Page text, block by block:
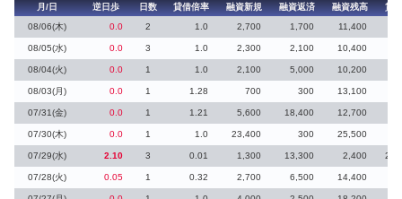
月/日 逆日歩 日数 貸借倍率 融資新規 融資返済 融資残高
貸
08/06(木)
0.0 2 1.0 2,700 1,700 11,400
08/05(水) 0.0 3 1.0 2,300 2,100 10,400
08/04(火) 0.0 1 1.0 2,100 5,000 10,200
08/03(月) 0.0 1 1.28 700 300 13,100
07/31(金) 0.0 1 1.21 5,600 18,400 12,700
07/30(木) 0.0 1 1.0 23,400 300 25,500
07/29(水) 2.10 3 0.01 1,300 13,300 2,400
07/28(火) 0.05 1 0.32 2,700 6,500 14,400